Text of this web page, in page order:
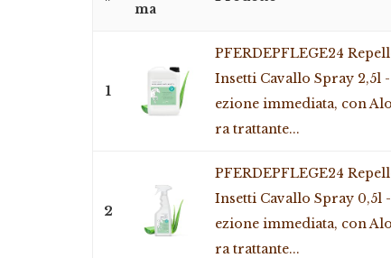
ma
1
PFERDEPFLEGE24
Insetti Cavallo Spray 2,5l
ezione immediata, con
ra trattante...
2
PFERDEPFLEGE24
Insetti Cavallo Spray 0,5l
ezione immediata, con
ra trattante...